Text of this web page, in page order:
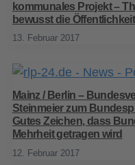
kommunales Projekt –
bewusst die Öffentlichkeit
13. Februar 2017
Mainz / Berlin –
Steinmeier zum
Gutes Zeichen, dass
Mehrheit getragen wird
12. Februar 2017